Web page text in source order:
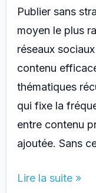
Publier sans
moyen le plus
réseaux
contenu
thématiques
qui fixe la
entre contenu
ajoutée. Sans
Comment
Lire la suite »